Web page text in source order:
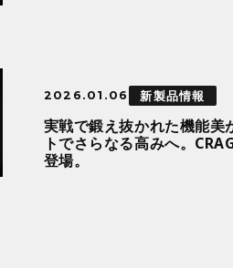
2026.01.06 新製品情報
実戦で鍛え抜かれた機能美
トでさらなる高みへ。
登場。